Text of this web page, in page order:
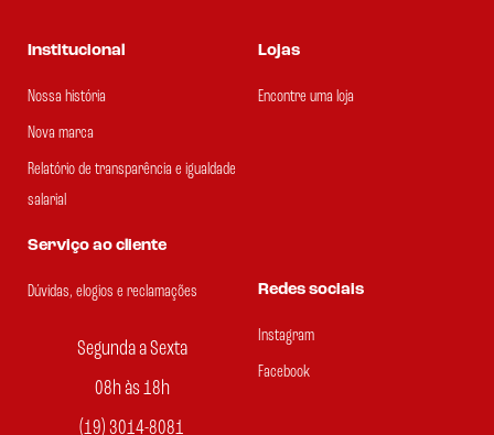
Institucional
Nossa história
Nova marca
Relatório de transparência e igualdade
salarial
Lojas
Encontre uma loja
Serviço ao cliente
Dúvidas, elogios e reclamações
Segunda a Sexta
08h às 18h
(19) 3014-8081
Redes sociais
Instagram
Facebook